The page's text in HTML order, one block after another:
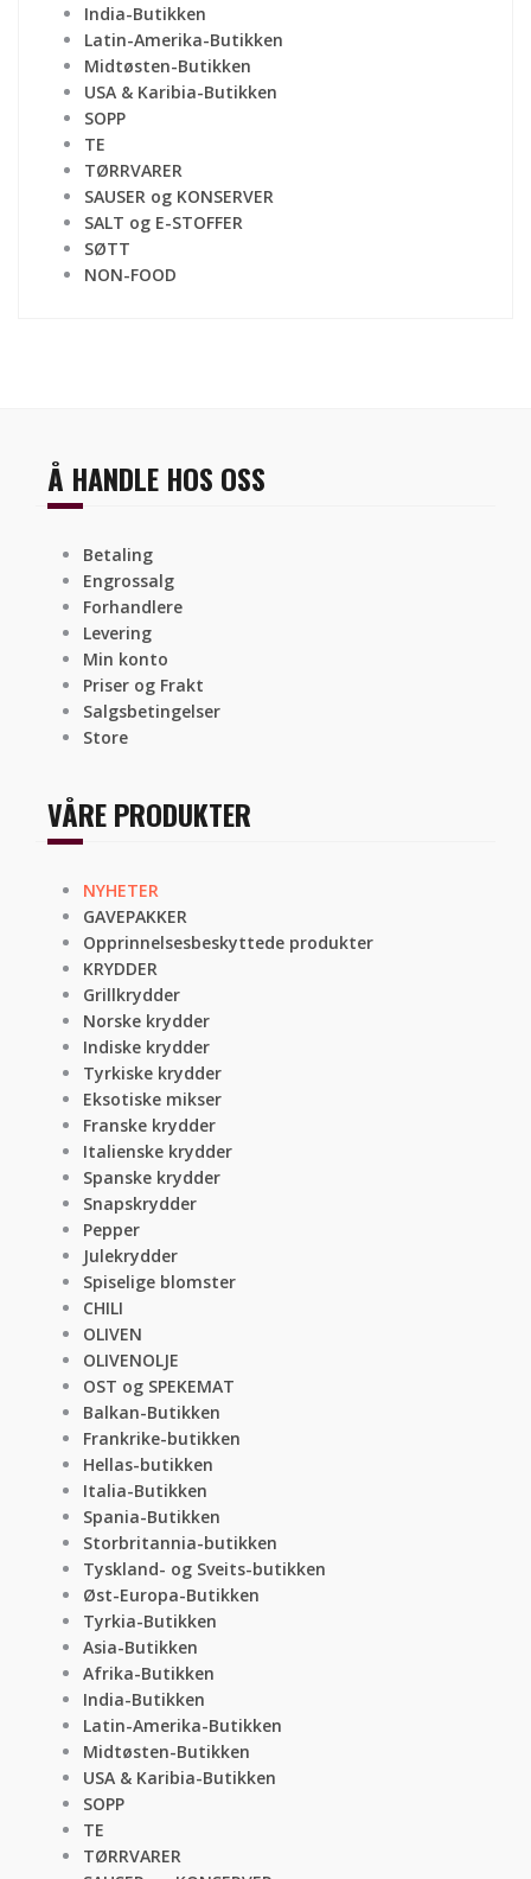
India-Butikken
Latin-Amerika-Butikken
Midtøsten-Butikken
USA & Karibia-Butikken
SOPP
TE
TØRRVARER
SAUSER og KONSERVER
SALT og E-STOFFER
SØTT
NON-FOOD
Å HANDLE HOS OSS
Betaling
Engrossalg
Forhandlere
Levering
Min konto
Priser og Frakt
Salgsbetingelser
Store
VÅRE PRODUKTER
NYHETER
GAVEPAKKER
Opprinnelsesbeskyttede produkter
KRYDDER
Grillkrydder
Norske krydder
Indiske krydder
Tyrkiske krydder
Eksotiske mikser
Franske krydder
Italienske krydder
Spanske krydder
Snapskrydder
Pepper
Julekrydder
Spiselige blomster
CHILI
OLIVEN
OLIVENOLJE
OST og SPEKEMAT
Balkan-Butikken
Frankrike-butikken
Hellas-butikken
Italia-Butikken
Spania-Butikken
Storbritannia-butikken
Tyskland- og Sveits-butikken
Øst-Europa-Butikken
Tyrkia-Butikken
Asia-Butikken
Afrika-Butikken
India-Butikken
Latin-Amerika-Butikken
Midtøsten-Butikken
USA & Karibia-Butikken
SOPP
TE
TØRRVARER